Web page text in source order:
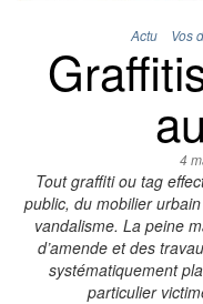
Actu Vos
4
Tout graffiti ou tag
public, du mobilier
vandalisme. La peine
d’amende et des
systématiquement
particulier